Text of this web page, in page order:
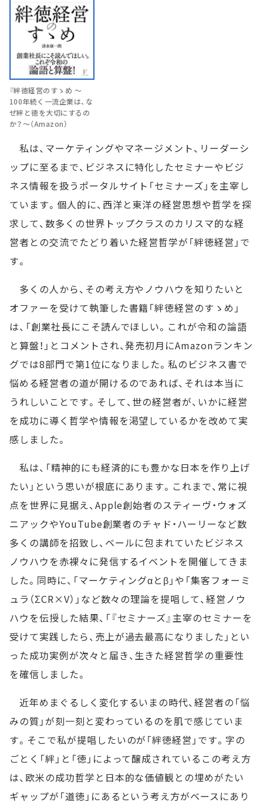
『絆徳経営のすゝめ ～
100年続く一流企業は、な
ぜ絆と徳を大切にするの
か？～（Amazon）
私は、マーケティングやマネージメント、リーダーシ
ップに至るまで、ビジネスに特化したセミナーやビジ
ネス情報を扱うポータルサイト「セミナーズ」を主宰し
ています。個人的に、西洋と東洋の経営思想や哲学を探
求して、数多くの世界トップクラスのカリスマ的な経
営者との交流でたどり着いた経営哲学が「絆徳経営」で
す。
多くの人から、その考え方やノウハウを知りたいと
オファーを受けて執筆した書籍「絆徳経営のすゝめ」
は、「創業社長にこそ読んでほしい。これが令和の論語
と算盤！」とコメントされ、発売初月にAmazonランキン
グでは8部門で第1位になりました。私のビジネス書で
悩める経営者の道が開けるのであれば、それは本当に
うれしいことです。そして、世の経営者が、いかに経営
を成功に導く哲学や情報を渇望しているかを改めて実
感しました。
私は、「精神的にも経済的にも豊かな日本を作り上げ
たい」という思いが根底にあります。これまで、常に視
点を世界に見据え、Apple創始者のスティーヴ・ウォズ
ニアックやYouTube創業者のチャド・ハーリーなど数
多くの講師を招致し、ベールに包まれていたビジネス
ノウハウを赤裸々に発信するイベントを開催してきま
した。同時に、「マーケティングαとβ」や「集客フォーミ
ュラ（ΣCR×V）」など数々の理論を提唱して、経営ノウ
ハウを伝授した結果、「『セミナーズ』主宰のセミナーを
受けて実践したら、売上が過去最高になりました」とい
った成功実例が次々と届き、生きた経営哲学の重要性
を確信しました。
近年めまぐるしく変化するいまの時代、経営者の「悩
みの質」が刻一刻と変わっているのを肌で感じていま
す。そこで私が提唱したいのが「絆徳経営」です。字の
ごとく「絆」と「徳」によって醸成されているこの考え方
は、欧米の成功哲学と日本的な価値観との埋めがたい
ギャップが「道徳」にあるという考え方がベースにあり